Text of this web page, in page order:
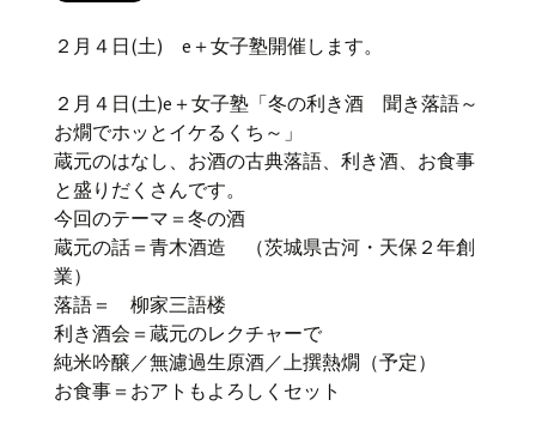
２月４日(土) e＋女子塾開催します。
２月４日(土)e＋女子塾「冬の利き酒 聞き落語～
お燗でホッとイケるくち～」
蔵元のはなし、お酒の古典落語、利き酒、お食事
と盛りだくさんです。
今回のテーマ＝冬の酒
蔵元の話＝青木酒造 （茨城県古河・天保２年創
業）
落語＝ 柳家三語楼
利き酒会＝蔵元のレクチャーで
純米吟醸／無濾過生原酒／上撰熱燗（予定）
お食事＝おアトもよろしくセット